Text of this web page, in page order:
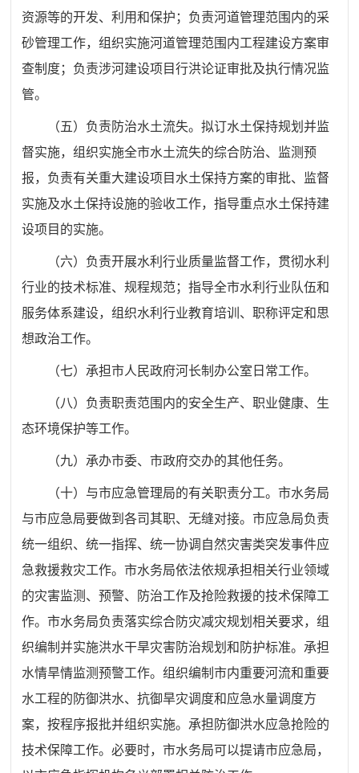
资源等的开发、利用和保护；负责河道管理范围内的采
砂管理工作，组织实施河道管理范围内工程建设方案审
查制度；负责涉河建设项目行洪论证审批及执行情况监
管。
（五）负责防治水土流失。拟订水土保持规划并监
督实施，组织实施全市水土流失的综合防治、监测预
报，负责有关重大建设项目水土保持方案的审批、监督
实施及水土保持设施的验收工作，指导重点水土保持建
设项目的实施。
（六）负责开展水利行业质量监督工作，贯彻水利
行业的技术标准、规程规范；指导全市水利行业队伍和
服务体系建设，组织水利行业教育培训、职称评定和思
想政治工作。
（七）承担市人民政府河长制办公室日常工作。
（八）负责职责范围内的安全生产、职业健康、生
态环境保护等工作。
（九）承办市委、市政府交办的其他任务。
（十）与市应急管理局的有关职责分工。市水务局
与市应急局要做到各司其职、无缝对接。市应急局负责
统一组织、统一指挥、统一协调自然灾害类突发事件应
急救援救灾工作。市水务局依法依规承担相关行业领域
的灾害监测、预警、防治工作及抢险救援的技术保障工
作。市水务局负责落实综合防灾减灾规划相关要求，组
织编制并实施洪水干旱灾害防治规划和防护标准。承担
水情旱情监测预警工作。组织编制市内重要河流和重要
水工程的防御洪水、抗御旱灾调度和应急水量调度方
案，按程序报批并组织实施。承担防御洪水应急抢险的
技术保障工作。必要时，市水务局可以提请市应急局，